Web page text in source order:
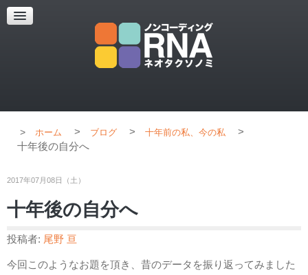
超解像顕微鏡
超解像顕微鏡の紹介
ホーム > ブログ > 十年前の私、今の私
>
十年後の自分へ
2017年07月08日（土）
十年後の自分へ
投稿者: 尾野 亘
今回このようなお題を頂き、昔のデータを振り返ってみました